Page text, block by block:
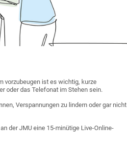
vorzubeugen ist es wichtig, kurze
oder das Telefonat im Stehen sein.
Verspannungen zu lindern oder gar nicht
der JMU eine 15-minütige Live-Online-